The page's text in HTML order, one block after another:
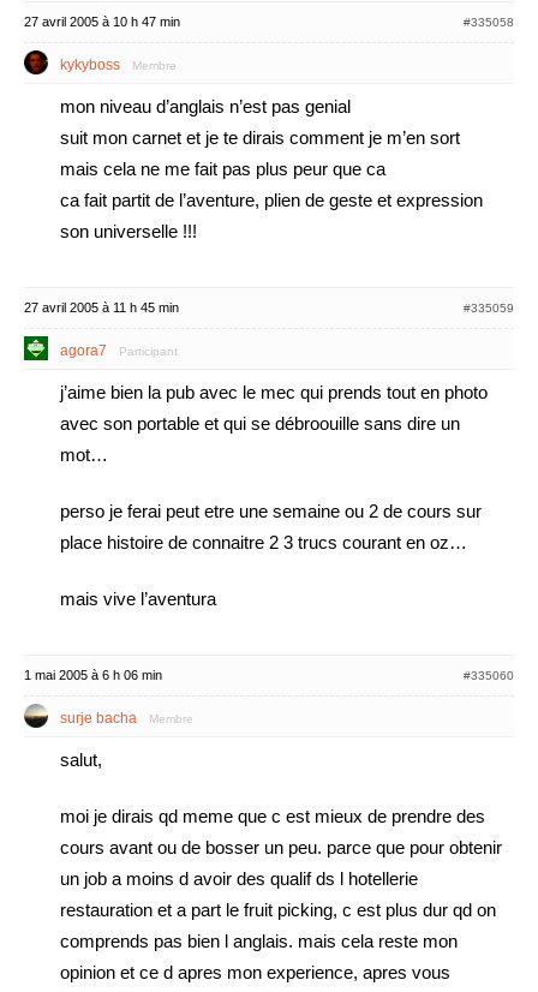
27 avril 2005 à 10 h 47 min #335058
kykyboss Membre
mon niveau d’anglais n’est pas genial
suit mon carnet et je te dirais comment je m’en sort
mais cela ne me fait pas plus peur que ca
ca fait partit de l’aventure, plien de geste et expression
son universelle !!!
27 avril 2005 à 11 h 45 min #335059
agora7 Participant
j’aime bien la pub avec le mec qui prends tout en photo
avec son portable et qui se débroouille sans dire un
mot…
perso je ferai peut etre une semaine ou 2 de cours sur
place histoire de connaitre 2 3 trucs courant en oz…
mais vive l’aventura
1 mai 2005 à 6 h 06 min #335060
surje bacha Membre
salut,
moi je dirais qd meme que c est mieux de prendre des
cours avant ou de bosser un peu. parce que pour obtenir
un job a moins d avoir des qualif ds l hotellerie
restauration et a part le fruit picking, c est plus dur qd on
comprends pas bien l anglais. mais cela reste mon
opinion et ce d apres mon experience, apres vous